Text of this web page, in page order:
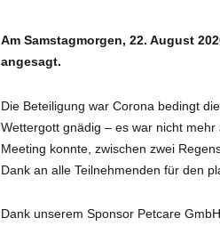
Am Samstagmorgen, 22. August
angesagt.
Die Beteiligung war Corona bedingt
Wettergott gnädig – es war nicht
Meeting konnte, zwischen zwei
Dank an alle Teilnehmenden für den
Dank unserem Sponsor Petcare